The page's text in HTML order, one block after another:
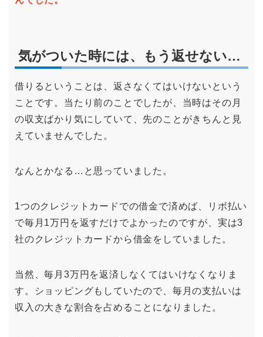
気がついた時には、もう返せない…
借りるということは、返さなくてはいけないという
ことです。当たり前のことでしたが、当時はその月
の収支ばかり気にしていて、先のことがきちんと見
えていませんでした。
なんとかなる…と思っていました。
1つのクレジットカードでの借金で済めば、リボ払い
で毎月1万円を返すだけでよかったのですが、実は3
社のクレジットカードから借金をしていました。
当然、毎月3万円を返済しなくてはいけなくなりま
す。ショッピングもしていたので、毎月の支払いは
収入の大きな割合を占めることになりました。